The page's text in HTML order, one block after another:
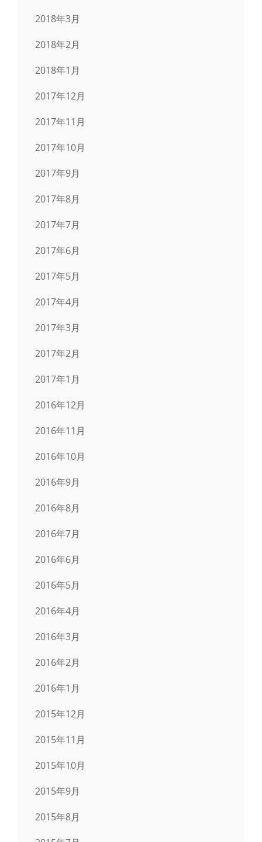
2018年3月
2018年2月
2018年1月
2017年12月
2017年11月
2017年10月
2017年9月
2017年8月
2017年7月
2017年6月
2017年5月
2017年4月
2017年3月
2017年2月
2017年1月
2016年12月
2016年11月
2016年10月
2016年9月
2016年8月
2016年7月
2016年6月
2016年5月
2016年4月
2016年3月
2016年2月
2016年1月
2015年12月
2015年11月
2015年10月
2015年9月
2015年8月